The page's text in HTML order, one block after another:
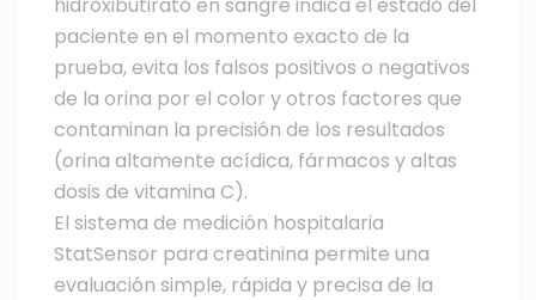
paciente en el momento exacto de la
prueba, evita los falsos positivos o negativos
de la orina por el color y otros factores que
contaminan la precisión de los resultados
(orina altamente acídica, fármacos y altas
dosis de vitamina C).
El sistema de medición hospitalaria
StatSensor para creatinina permite una
evaluación simple, rápida y precisa de la